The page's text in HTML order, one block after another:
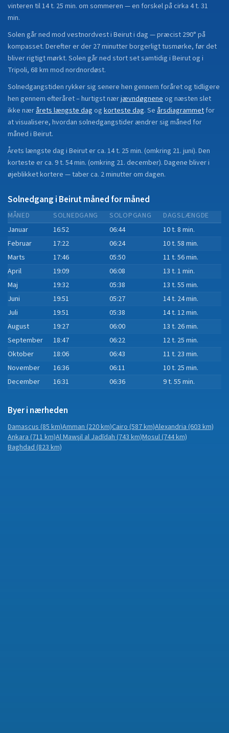
vinteren til 14 t. 25 min. om sommeren — en forskel på cirka 4 t. 31
min.
Solen går ned mod vestnordvest i Beirut i dag — præcist 290° på
kompasset. Derefter er der 27 minutter borgerligt tusmørke, før det
bliver rigtigt mørkt. Solen går ned stort set samtidig i Beirut og i
Tripoli, 68 km mod nordnordøst.
Solnedgangstiden rykker sig senere hen gennem foråret og tidligere
hen gennem efteråret– hurtigst nærjævndøgneneog næsten slet
ikke nærårets længste dag og korteste dag. Se årsdiagrammetfor
at visualisere, hvordan solnedgangstider ændrer sig måned for
måned i Beirut.
Årets længste dag i Beiruter ca. 14 t. 25 min. (omkring 21. juni). Den
korteste er ca. 9 t. 54 min. (omkring 21. december). Dagene bliver i
øjeblikketkortere —taberca. 2minutterom dagen.
Solnedgang i Beirutmåned for måned
MÅNED SOLNEDGANG SOLOPGANG
DAGSLÆNGDE
Januar
16:52 06:44
10 t. 8 min.
Februar
17:22 06:24
10 t. 58 min.
Marts
17:46 05:50
11 t. 56 min.
April
19:09 06:08
13 t. 1 min.
Maj
19:32 05:38
13 t. 55 min.
Juni
19:51 05:27
14 t. 24 min.
Juli
19:51 05:38
14 t. 12 min.
August
19:27 06:00
13 t. 26 min.
September
18:47 06:22
12 t. 25 min.
Oktober
18:06 06:43
11 t. 23 min.
November
16:36 06:11
10 t. 25 min.
December
16:31 06:36 9 t. 55 min.
Byer i nærheden
Damascus(85 km)Amman(220 km)Cairo(587 km)Alexandria(603 km)
Ankara(711 km)Al Mawşil al Jadīdah(743 km)Mosul(744 km)
Baghdad(823 km)